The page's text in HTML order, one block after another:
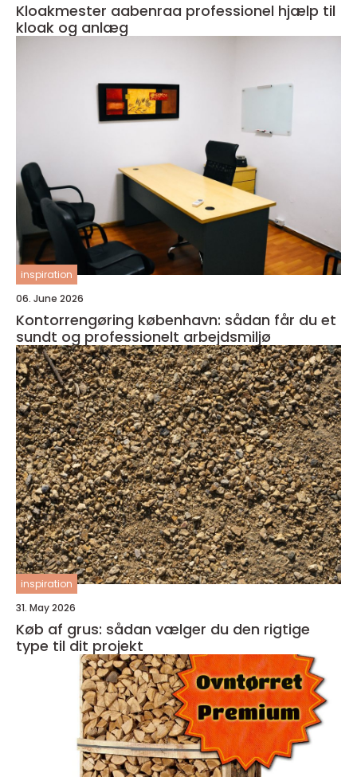
Kloakmester aabenraa professionel hjælp til
kloak og anlæg
inspiration
06. June 2026
Kontorrengøring københavn: sådan får du et
sundt og professionelt arbejdsmiljø
inspiration
31. May 2026
Køb af grus: sådan vælger du den rigtige
type til dit projekt